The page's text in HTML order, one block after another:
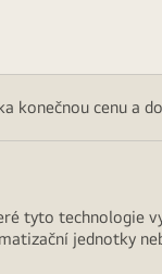
konečnou cenu a
tyto technologie
jednotky